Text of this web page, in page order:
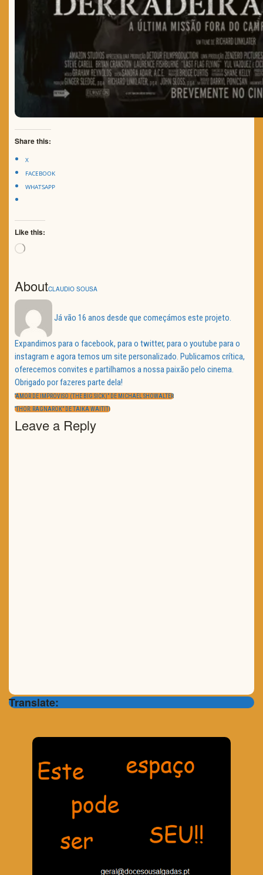
Share this:
X
FACEBOOK
WHATSAPP
Like this:
Loading…
AboutCLAUDIO SOUSA
Já vão 16 anos desde que começámos este projeto.
Expandimos para o facebook, para o twitter, para o youtube para o
instagram e agora temos um site personalizado. Publicamos crítica,
oferecemos convites e partilhamos a nossa paixão pelo cinema.
Obrigado por fazeres parte dela!
Navegação
de
artigos
PREVIOUS
POST:
“AMOR DE IMPROVISO (THE BIG SICK)” DE MICHAEL SHOWALTER
NEXT
POST:
“THOR: RAGNAROK” DE TAIKA WAITITI
Leave a Reply
Translate: